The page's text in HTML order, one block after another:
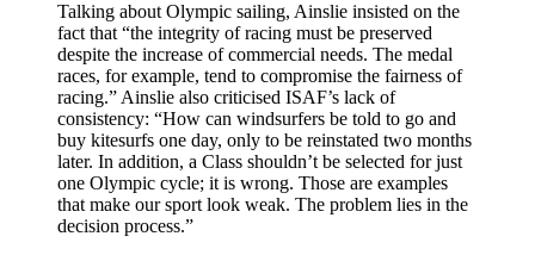
Talking about Olympic sailing, Ainslie insisted on the
fact that “the integrity of racing must be preserved
despite the increase of commercial needs. The medal
races, for example, tend to compromise the fairness of
racing.” Ainslie also criticised ISAF’s lack of
consistency: “How can windsurfers be told to go and
buy kitesurfs one day, only to be reinstated two months
later. In addition, a Class shouldn’t be selected for just
one Olympic cycle; it is wrong. Those are examples
that make our sport look weak. The problem lies in the
decision process.”